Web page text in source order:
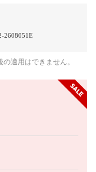
2608051E
適用はできません。